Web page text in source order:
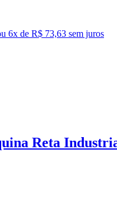
6x de R$ 73,63 sem juros
Reta